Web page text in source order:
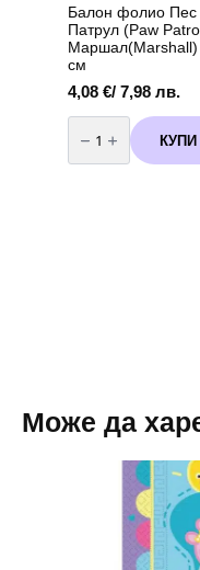
Балон фолио Пес
Патрул (Paw
Маршал(Marshall)
см
4,08 €/ 7,98 лв.
количество
за
Балон
фолио
КУПИ
Може да